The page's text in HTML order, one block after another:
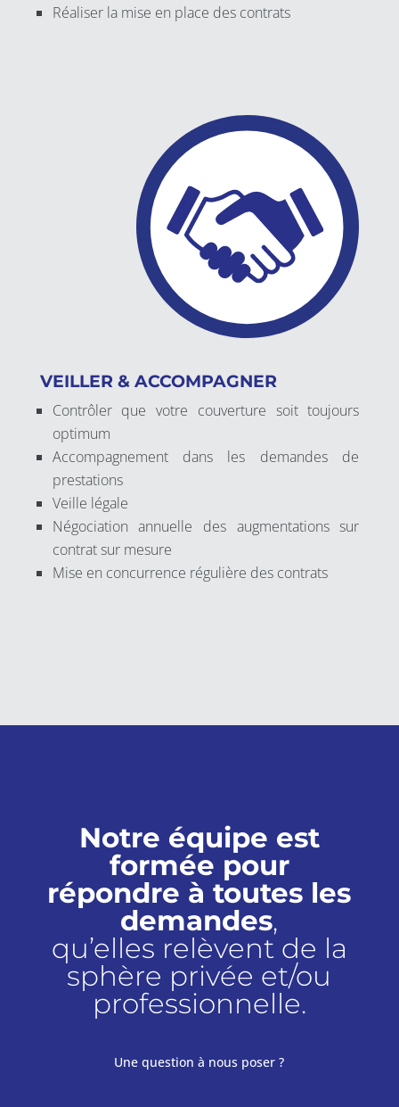
Réaliser la mise en place des contrats
VEILLER & ACCOMPAGNER
Contrôler que votre couverture soit toujours
optimum
Accompagnement dans les demandes de
prestations
Veille légale
Négociation annuelle des augmentations sur
contrat sur mesure
Mise en concurrence régulière des contrats
Notre équipe est
formée pour
répondre à toutes les
demandes,
qu’elles relèvent de la
sphère privée et/ou
professionnelle.
Une question à nous poser ?